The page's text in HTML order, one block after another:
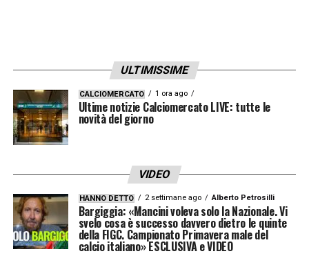
ULTIMISSIME
CALCIOMERCATO 1 ora ago
Ultime notizie Calciomercato LIVE: tutte le
novità del giorno
VIDEO
HANNO DETTO 2 settimane ago Alberto Petrosilli
Bargiggia: «Mancini voleva solo la Nazionale. Vi
svelo cosa è successo davvero dietro le quinte
della FIGC. Campionato Primavera male del
calcio italiano» ESCLUSIVA e VIDEO